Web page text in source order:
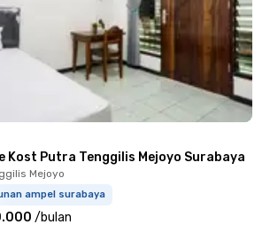
Kost Putra Tenggilis Mejoyo Surabaya
Mejoyo
ampel surabaya
/bulan